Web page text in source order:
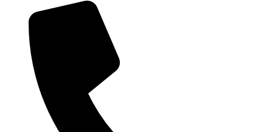
Akcije i popusti
Alati i mašine
Dom i enterijer
Građevinska oprema
Vojna oprema
Postanite član Bilten Kluba i budite obaviješteni o MEGA
popustima.